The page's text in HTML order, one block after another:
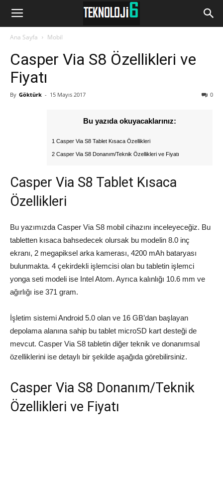
www.Teknoloji6.com
Ana Sayfa Mobil
Casper Via S8 Özellikleri ve
Fiyatı
By Göktürk - 15 Mayıs 2017 0
Bu yazıda okuyacaklarınız:
1 Casper Via S8 Tablet Kısaca Özellikleri
2 Casper Via S8 Donanım/Teknik Özellikleri ve Fiyatı
Casper Via S8 Tablet Kısaca
Özellikleri
Bu yazımızda Casper Via S8 mobil cihazını inceleyeceğiz. Bu
tabletten kısaca bahsedecek olursak bu modelin 8.0 inç
ekranı, 2 megapiksel arka kamerası, 4200 mAh bataryası
bulunmakta. 4 çekirdekli işlemcisi olan bu tabletin işlemci
yonga seti modeli ise Intel Atom. Ayrıca kalınlığı 10.6 mm ve
ağırlığı ise 371 gram.
İşletim sistemi Android 5.0 olan ve 16 GB’dan başlayan
depolama alanına sahip bu tablet microSD kart desteği de
mevcut. Casper Via S8 tabletin diğer teknik ve donanımsal
özelliklerini ise detaylı bir şekilde aşağıda görebilirsiniz.
Casper Via S8 Donanım/Teknik
Özellikleri ve Fiyatı